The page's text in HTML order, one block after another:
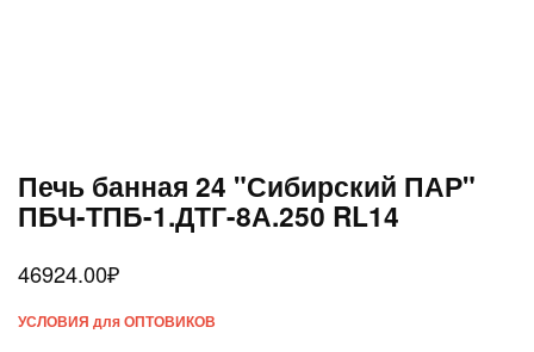
Печь банная 24 "Сибирский ПАР"
ПБЧ-ТПБ-1.ДТГ-8А.250 RL14
46924.00₽
УСЛОВИЯ для ОПТОВИКОВ